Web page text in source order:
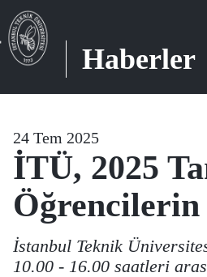
Haberler
24 Tem 2025
İTÜ, 2025
Öğrencilerin
İstanbul Teknik
10.00 - 16.00 saatleri